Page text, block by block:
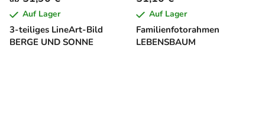
3-teiliges LineArt-Bild
BERGE UND SONNE
Auf Lager
Familienfotorahmen
LEBENSBAUM
Auf Lager